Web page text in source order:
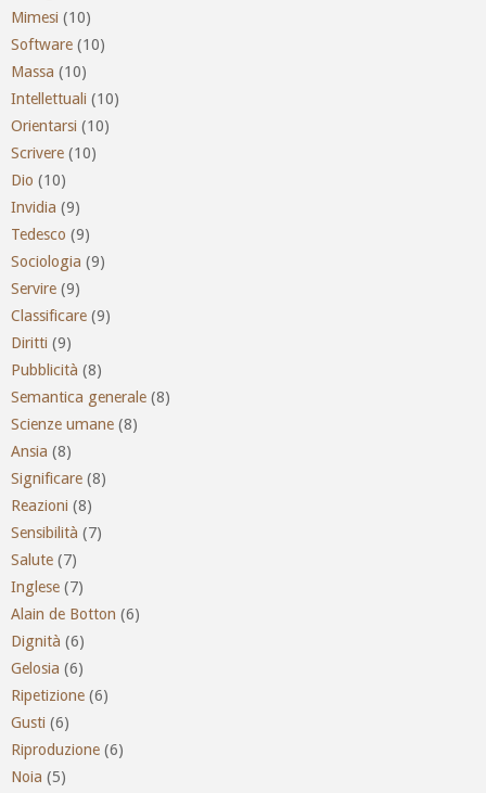
Mimesi (10)
Software (10)
Massa (10)
Intellettuali (10)
Orientarsi (10)
Scrivere (10)
Dio (10)
Invidia (9)
Tedesco (9)
Sociologia (9)
Servire (9)
Classificare (9)
Diritti (9)
Pubblicità (8)
Semantica generale (8)
Scienze umane (8)
Ansia (8)
Significare (8)
Reazioni (8)
Sensibilità (7)
Salute (7)
Inglese (7)
Alain de Botton (6)
Dignità (6)
Gelosia (6)
Ripetizione (6)
Gusti (6)
Riproduzione (6)
Noia (5)